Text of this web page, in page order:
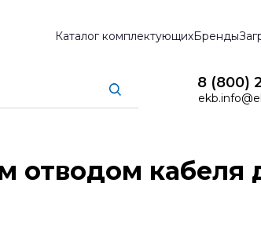
Каталог комплектующихБренды
8 (800)
отводом кабеля